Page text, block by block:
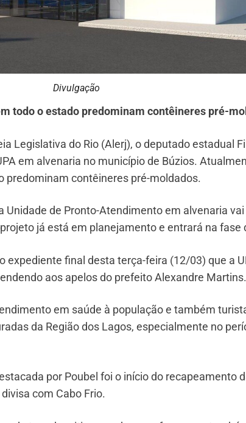
Divulgação
todo o estado predominam contêineres pré-
Legislativa do Rio (Alerj), o deputado estadual
em alvenaria no município de Búzios.
predominam contêineres pré-moldados.
Unidade de Pronto-Atendimento em alvenaria
já está em planejamento e entrará na fase
expediente final desta terça-feira (12/03) que a
aos apelos do prefeito Alexandre Martins.
em saúde à população e também
da Região dos Lagos, especialmente no
por Poubel foi o início do recapeamento
com Cabo Frio.